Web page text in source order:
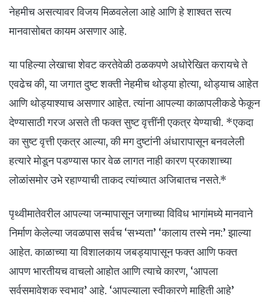
नेहमीच असत्यावर विजय मिळवलेला आहे आणि हे शाश्वत सत्य
मानवासोबत कायम असणार आहे.
या पहिल्या लेखाचा शेवट करतेवेळी ठळकपणे अधोरेखित करायचे ते
एवढेच की, या जगात दुष्ट शक्ती नेहमीच थोड्या होत्या, थोड्याच आहेत
आणि थोड्याश्याच असणार आहेत. त्यांना आपल्या काळापलीकडे फेकून
देण्यासाठी गरज असते ती फक्त सुष्ट वृत्तींनी एकत्र येण्याची. *एकदा
का सुष्ट वृत्ती एकत्र आल्या, की मग दुष्टांनी अंधारापासून बनवलेली
हत्यारे मोडून पडण्यास फार वेळ लागत नाही कारण प्रकाशाच्या
लोळांसमोर उभे रहाण्याची ताकद त्यांच्यात अजिबातच नसते.*
पृथ्वीमातेवरील आपल्या जन्मापासून जगाच्या विविध भागांमध्ये मानवाने
निर्माण केलेल्या जवळपास सर्वच ‘सभ्यता’ ‘कालाय तस्मे नम:’ झाल्या
आहेत. काळाच्या या विशालकाय जबड्यापासून फक्त आणि फक्त
आपण भारतीयच वाचलो आहोत आणि त्याचे कारण, ‘आपला
सर्वसमावेशक स्वभाव’ आहे. ‘आपल्याला स्वीकारणे माहिती आहे’